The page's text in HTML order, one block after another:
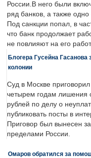
России.В него были
ряд банков, а также
Под санкции попал, в
что банк продолжает
не повлияют на его
Блогера Гусейна Гасанова
колонии
Суд в Москве
четырем годам лишения
рублей по делу о
публиковать посты в
Приговор был вынесен
пределами России.
Омаров обратился за